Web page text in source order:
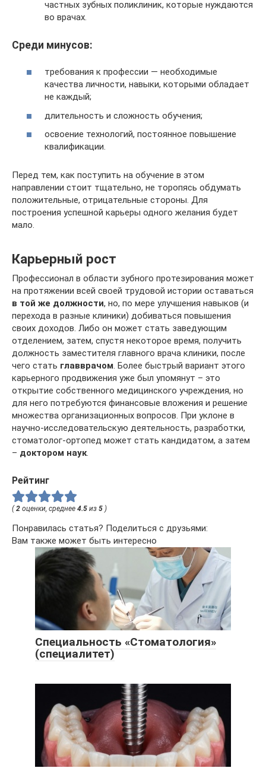
частных зубных поликлиник, которые нуждаются
во врачах.
Среди минусов:
требования к профессии — необходимые
качества личности, навыки, которыми обладает
не каждый;
длительность и сложность обучения;
освоение технологий, постоянное повышение
квалификации.
Перед тем, как поступить на обучение в этом
направлении стоит тщательно, не торопясь обдумать
положительные, отрицательные стороны. Для
построения успешной карьеры одного желания будет
мало.
Карьерный рост
Профессионал в области зубного протезирования может
на протяжении всей своей трудовой истории оставаться
в той же должности, но, по мере улучшения навыков (и
перехода в разные клиники) добиваться повышения
своих доходов. Либо он может стать заведующим
отделением, затем, спустя некоторое время, получить
должность заместителя главного врача клиники, после
чего стать главврачом. Более быстрый вариант этого
карьерного продвижения уже был упомянут – это
открытие собственного медицинского учреждения, но
для него потребуются финансовые вложения и решение
множества организационных вопросов. При уклоне в
научно-исследовательскую деятельность, разработки,
стоматолог-ортопед может стать кандидатом, а затем
– доктором наук.
Рейтинг
( 2 оценки, среднее 4.5 из 5 )
Понравилась статья? Поделиться с друзьями:
Вам также может быть интересно
Специальность «Стоматология»
(специалитет)